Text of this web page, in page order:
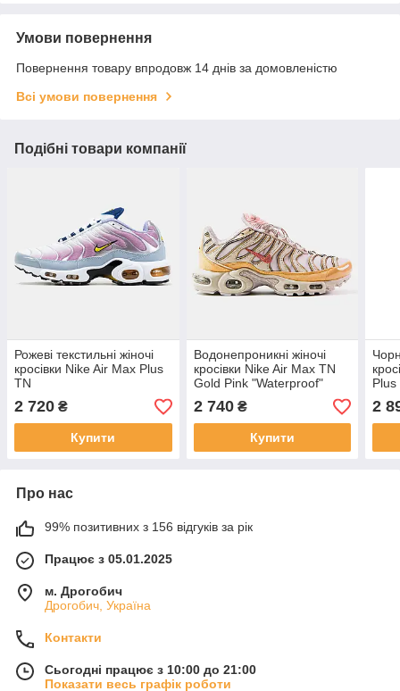
Умови повернення
Повернення товару впродовж 14 днів за домовленістю
Всі умови повернення
Подібні товари компанії
Рожеві текстильні жіночі
кросівки Nike Air Max Plus
TN
2 720 ₴
Купити
Водонепроникні жіночі
кросівки Nike Air Max TN
Gold Pink "Waterproof"
кросівки Найк ТН
Демісезон
2 740₴
Купити
Plus
2
Про нас
99% позитивних з 156 відгуків за рік
Працює з 05.01.2025
м. Дрогобич
Дрогобич, Україна
Контакти
Сьогодні працює з 10:00 до 21:00
Показати весь графік роботи